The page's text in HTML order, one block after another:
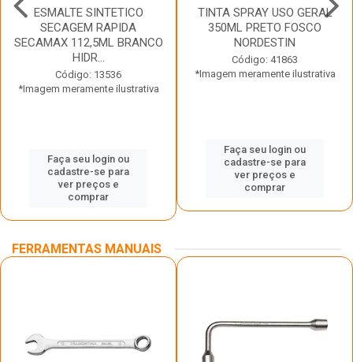
ESMALTE SINTETICO
SECAGEM RAPIDA
SECAMAX 112,5ML BRANCO
HIDR...
Código: 13536
*Imagem meramente ilustrativa
Faça seu login ou
cadastre-se para
ver preços e
comprar
TINTA SPRAY USO GERAL
350ML PRETO FOSCO
NORDESTIN
Código: 41863
*Imagem meramente ilustrativa
Faça seu login ou
cadastre-se para
ver preços e
comprar
FERRAMENTAS MANUAIS